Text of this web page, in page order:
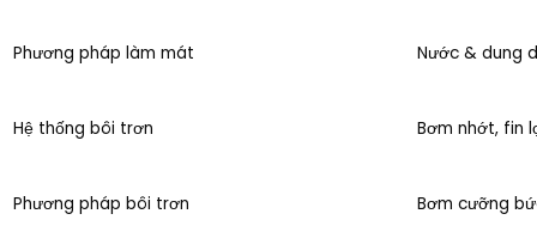
Phương pháp làm mát Nước & dung
Hệ thống bôi trơn Bơm nhớt, fin
Phương pháp bôi trơn Bơm cưỡng